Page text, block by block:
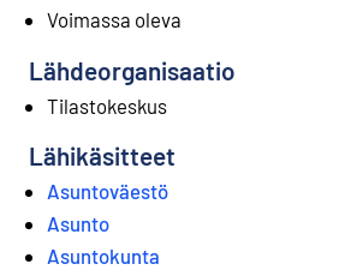
Voimassa oleva
Lähdeorganisaatio
Tilastokeskus
Lähikäsitteet
Asuntoväestö
Asunto
Asuntokunta